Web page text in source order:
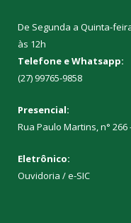
De Segunda a Quinta-
às 12h
Telefone e Whatsapp:
(27) 99765-9858
Presencial:
Rua Paulo Martins, n° 266
Eletrônico:
Ouvidoria /e-SIC